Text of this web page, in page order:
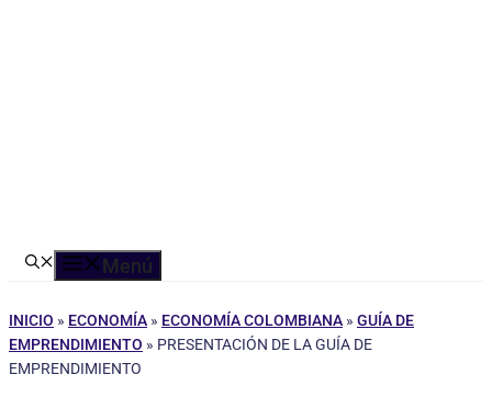
Menú
INICIO » ECONOMÍA » ECONOMÍA COLOMBIANA » GUÍA DE
EMPRENDIMIENTO » PRESENTACIÓN DE LA GUÍA DE
EMPRENDIMIENTO